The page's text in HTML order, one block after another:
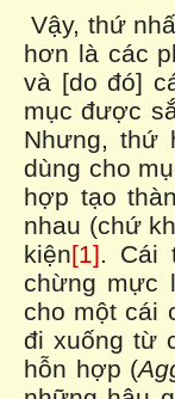
Vậy, thứ
hơn là các
và [do đó]
mục được
Nhưng, thứ
dùng cho
hợp tạo
nhau (chứ
kiện[1]. Cái
chừng mực
cho một cái
đi xuống từ
hỗn hợp (